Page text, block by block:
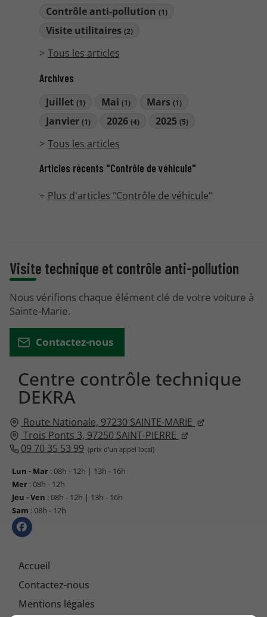
Contrôle anti-pollution (1)
Visite utilitaires (2)
Tous les articles
Archives
Juillet (1) Mai(1) Mars(1)
Janvier (1) 2026(4) 2025(5)
Tous les articles
Articles récents "Contrôle de véhicule"
Plus d'articles "Contrôle de véhicule"
Centre contrôle technique
DEKRA
Route Nationale, 97230 SAINTE-MARIE
Trois Ponts 3, 97250 SAINT-PIERRE
09 70 35 53 99
Lun - Mar : 08h - 12h | 13h - 16h
Mer : 08h - 12h
Jeu - Ven : 08h - 12h | 13h - 16h
Sam : 08h - 12h
Accueil
Contactez-nous
Mentions légales
Visite technique et contrôle anti-pollution
Nous vérifions chaque élément clé de votre voiture à
Sainte-Marie.
Contactez-nous